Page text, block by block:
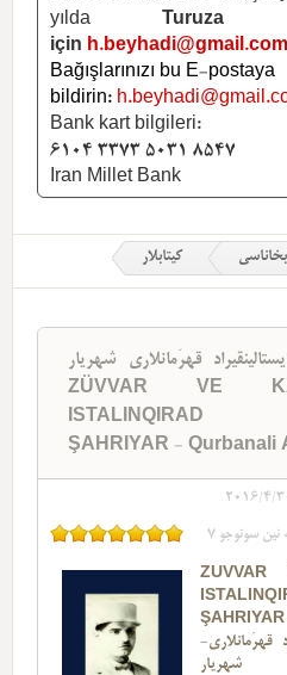
yılda
Turuza
için h.beyhadi@gmail.com
Bağışlarınızı bu E-postaya
bildirin:
Bank kart bilgileri:
6104 3373 5031 8547
Iran Millet Bank
کیتابلار
قهرَمانلاری شهریار -
ZÜVVAR VE
ISTALINQIRAD
ŞAHRIYAR - Qurbanali
2016/4/
سونوجو 7
قهرَمانلاری-
شهریار